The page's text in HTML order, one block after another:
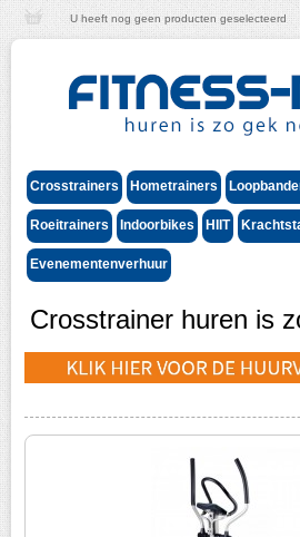
U heeft nog geen producten geselecteerd
Crosstrainers Hometrainers
Roeitrainers Indoorbikes HIIT
Evenementenverhuur
Crosstrainer huren is